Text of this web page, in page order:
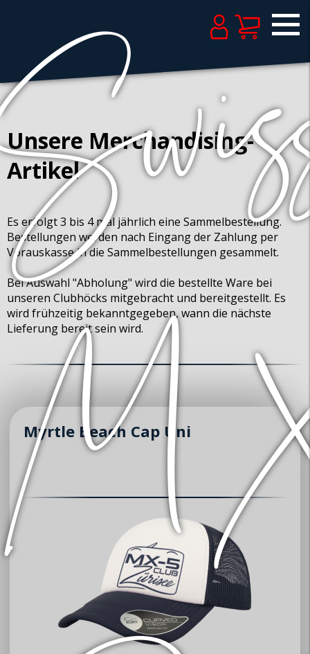
Unsere Merchandising-
Artikel
Es erfolgt 3 bis 4 mal jährlich eine Sammelbestellung.
Bestellungen werden nach Eingang der Zahlung per
Vorauskasse in die Sammelbestellungen gesammelt.
Bei Auswahl "Abholung" wird die bestellte Ware bei
unseren Clubhöcks mitgebracht und bereitgestellt. Es
wird frühzeitig bekanntgegeben, wann die nächste
Lieferung bereit sein wird.
Myrtle Beach Cap Uni